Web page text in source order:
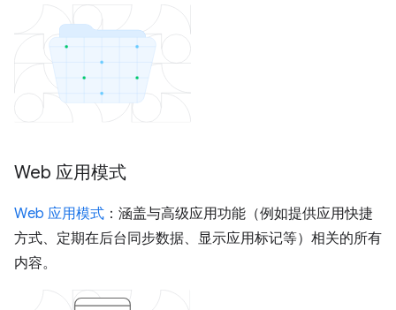
Web 应用模式
Web 应用模式 ：涵盖与高级应用功能（例如提供应用快捷
方式、定期在后台同步数据、显示应用标记等）相关的所有
内容。